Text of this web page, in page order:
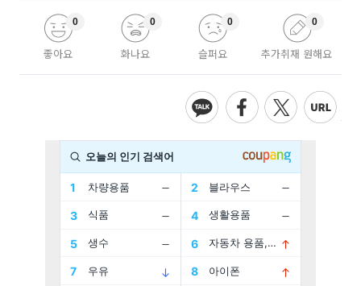
좋아요
0
화나요
0
슬퍼요
0
추가취재 원해요
0